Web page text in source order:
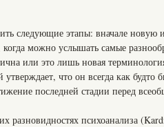
следующие этапы: вначале новую
можно услышать самые
или это лишь новая
что он всегда как будто
последней стадии перед
разновидностях психоанализа